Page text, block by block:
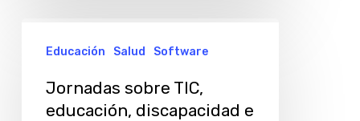
sobre
educación,
Educación Salud Software
Jornadas sobre TIC,
educación, discapacidad e